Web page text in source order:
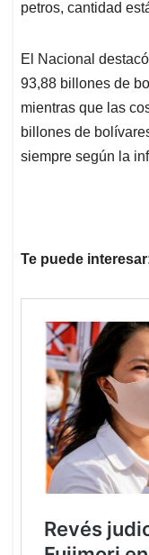
petros, cantidad
El Nacional
93,88 billones de
mientras que las
billones de
siempre según la
Te puede